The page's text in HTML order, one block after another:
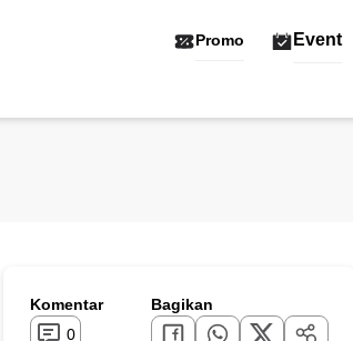
Promo Event
Komentar
0
Bagikan